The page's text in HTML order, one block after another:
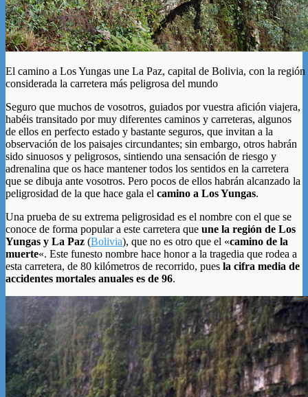
El camino a Los Yungas une La Paz, capital de Bolivia, con la región
considerada la carretera más peligrosa del mundo
Seguro que muchos de vosotros, guiados por vuestra afición viajera,
habéis transitado por muy diferentes caminos y carreteras, algunos
de ellos en perfecto estado y bastante seguros, que invitan a la
observación de los paisajes circundantes; sin embargo, otros habrán
sido sinuosos y peligrosos, sintiendo una sensación de riesgo y
adrenalina que os hace mantener todos los sentidos en la carretera
que se dibuja ante vosotros. Pero pocos de ellos habrán alcanzado la
peligrosidad de la que hace gala el camino a Los Yungas.
Una prueba de su extrema peligrosidad es el nombre con el que se
conoce de forma popular a este carretera que une la región de Los
Yungas y La Paz (Bolivia), que no es otro que el «camino de la
muerte«. Este funesto nombre hace honor a la tragedia que rodea a
esta carretera, de 80 kilómetros de recorrido, pues la cifra media de
accidentes mortales anuales es de 96.